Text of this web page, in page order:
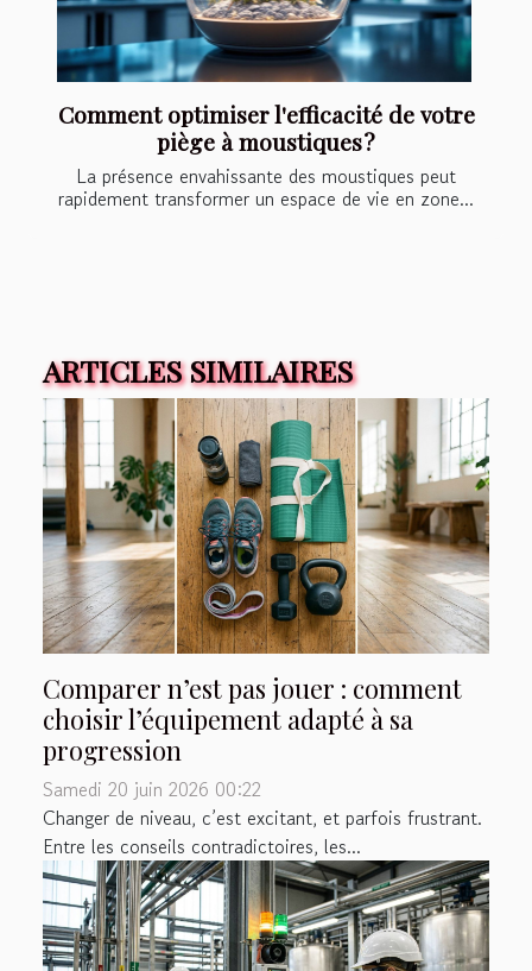
Comment optimiser l'efficacité de votre
piège à moustiques ?
La présence envahissante des moustiques peut
rapidement transformer un espace de vie en zone...
ARTICLES SIMILAIRES
Comparer n’est pas jouer : comment
choisir l’équipement adapté à sa
progression
Samedi 20 juin 2026 00:22
Changer de niveau, c’est excitant, et parfois frustrant.
Entre les conseils contradictoires, les...